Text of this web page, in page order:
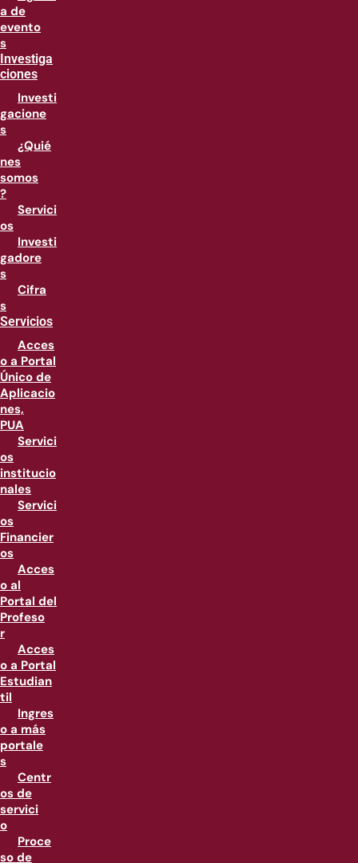
a de
evento
s
Investiga
ciones
Investi
gacione
s
¿Quié
nes
somos
?
Servici
os
Investi
gadore
s
Cifra
s
Servicios
Acces
o a Portal
Único de
Aplicacio
nes,
PUA
Servici
os
institucio
nales
Servici
os
Financier
os
Acces
o al
Portal del
Profeso
r
Acces
o a Portal
Estudian
til
Ingres
o a más
portale
s
Centr
os de
servici
o
Proce
so de